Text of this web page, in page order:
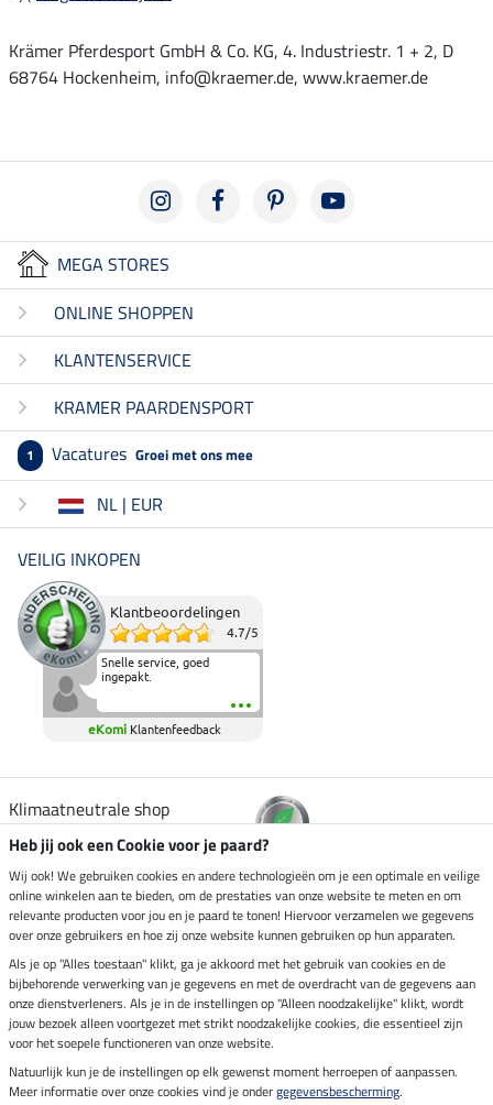
Krämer Pferdesport GmbH & Co. KG, 4. Industriestr. 1 + 2, D
68764 Hockenheim, info@kraemer.de, www.kraemer.de
MEGA STORES
ONLINE SHOPPEN
KLANTENSERVICE
KRAMER PAARDENSPORT
1 Vacatures Groei met ons mee
NL | EUR
VEILIG INKOPEN
Klantbeoordelingen
4.7/5
Snelle service, goed
ingepakt.
eKomi Klantenfeedback
Klimaatneutrale shop
Verzending per
Veilig betalen met
Impressum
Heb jij ook een Cookie voor je paard?
Wij ook! We gebruiken cookies en andere technologieën om je een optimale en veilige
online winkelen aan te bieden, om de prestaties van onze website te meten en om
relevante producten voor jou en je paard te tonen! Hiervoor verzamelen we gegevens
over onze gebruikers en hoe zij onze website kunnen gebruiken op hun apparaten.
Als je op "Alles toestaan" klikt, ga je akkoord met het gebruik van cookies en de
bijbehorende verwerking van je gegevens en met de overdracht van de gegevens aan
onze dienstverleners. Als je in de instellingen op "Alleen noodzakelijke" klikt, wordt
jouw bezoek alleen voortgezet met strikt noodzakelijke cookies, die essentieel zijn
voor het soepele functioneren van onze website.
Natuurlijk kun je de instellingen op elk gewenst moment herroepen of aanpassen.
Meer informatie over onze cookies vind je ondergegevensbescherming.